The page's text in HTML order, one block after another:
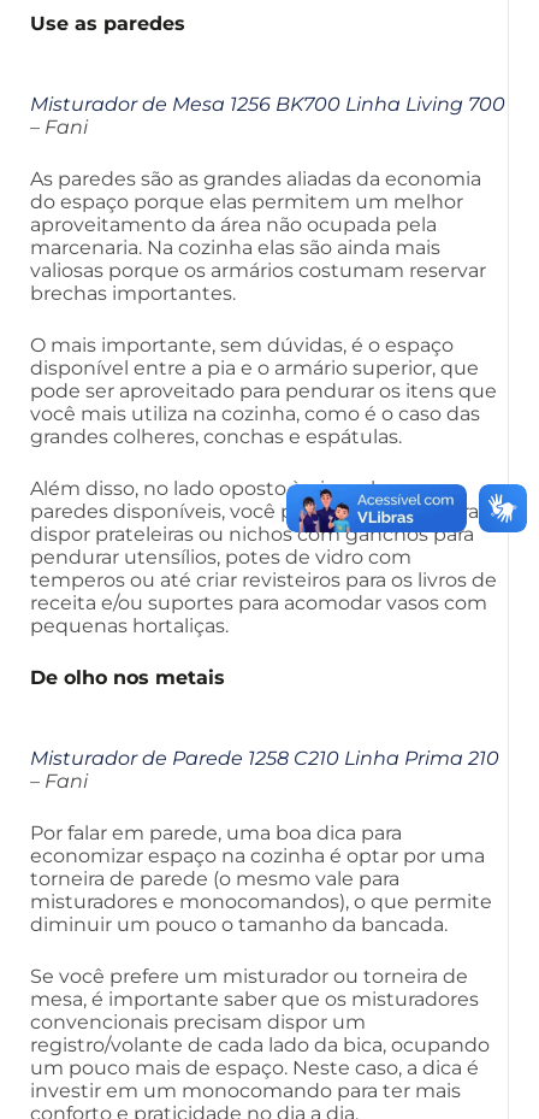
Use as paredes
Misturador de Mesa 1256 BK700 Linha Living 700
– Fani
As paredes são as grandes aliadas da economia
do espaço porque elas permitem um melhor
aproveitamento da área não ocupada pela
marcenaria. Na cozinha elas são ainda mais
valiosas porque os armários costumam reservar
brechas importantes.
O mais importante, sem dúvidas, é o espaço
disponível entre a pia e o armário superior, que
pode ser aproveitado para pendurar os itens que
você mais utiliza na cozinha, como é o caso das
grandes colheres, conchas e espátulas.
Além disso, no lado oposto à pia, se houver
paredes disponíveis, você pode aproveitar para
dispor prateleiras ou nichos com ganchos para
pendurar utensílios, potes de vidro com
temperos ou até criar revisteiros para os livros de
receita e/ou suportes para acomodar vasos com
pequenas hortaliças.
De olho nos metais
Misturador de Parede 1258 C210 Linha Prima 210
– Fani
Por falar em parede, uma boa dica para
economizar espaço na cozinha é optar por uma
torneira de parede (o mesmo vale para
misturadores e monocomandos), o que permite
diminuir um pouco o tamanho da bancada.
Se você prefere um misturador ou torneira de
mesa, é importante saber que os misturadores
convencionais precisam dispor um
registro/volante de cada lado da bica, ocupando
um pouco mais de espaço. Neste caso, a dica é
investir em um monocomando para ter mais
conforto e praticidade no dia a dia.